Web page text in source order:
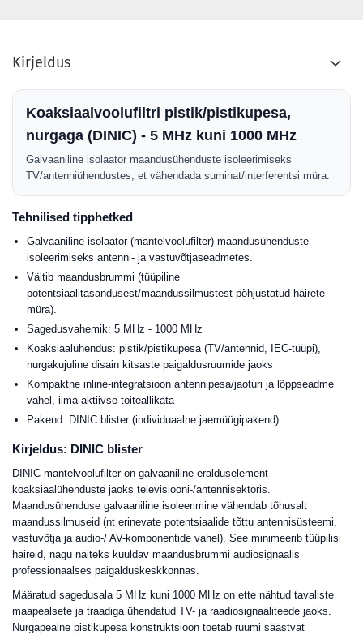
Kirjeldus
Koaksiaalvoolufiltri pistik/pistikupesa,
nurgaga (DINIC) - 5 MHz kuni 1000 MHz
Galvaaniline isolaator maandusühenduste isoleerimiseks
TV/antenniühendustes, et vähendada suminat/interferentsi müra.
Tehnilised tipphetked
Galvaaniline isolaator (mantelvoolufilter) maandusühenduste
isoleerimiseks antenni- ja vastuvõtjaseadmetes.
Vältib maandusbrummi (tüüpiline
potentsiaalitasandusest/maandussilmustest põhjustatud häirete
müra).
Sagedusvahemik: 5 MHz - 1000 MHz
Koaksiaalühendus: pistik/pistikupesa (TV/antennid, IEC-tüüpi),
nurgakujuline disain kitsaste paigaldusruumide jaoks
Kompaktne inline-integratsioon antennipesa/jaoturi ja lõppseadme
vahel, ilma aktiivse toiteallikata
Pakend: DINIC blister (individuaalne jaemüügipakend)
Kirjeldus: DINIC blister
DINIC mantelvoolufilter on galvaaniline eralduselement
koaksiaalühenduste jaoks televisiooni-/antennisektoris.
Maandusühenduse galvaaniline isoleerimine vähendab tõhusalt
maandussilmuseid (nt erinevate potentsiaalide tõttu antennisüsteemi,
vastuvõtja ja audio-/ AV-komponentide vahel). See minimeerib tüüpilisi
häireid, nagu näiteks kuuldav maandusbrummi audiosignaalis
professionaalses paigalduskeskkonnas.
Määratud sagedusala 5 MHz kuni 1000 MHz on ette nähtud tavaliste
maapealsete ja traadiga ühendatud TV- ja raadiosignaaliteede jaoks.
Nurgapealne pistikupesa konstruktsioon toetab ruumi säästvat